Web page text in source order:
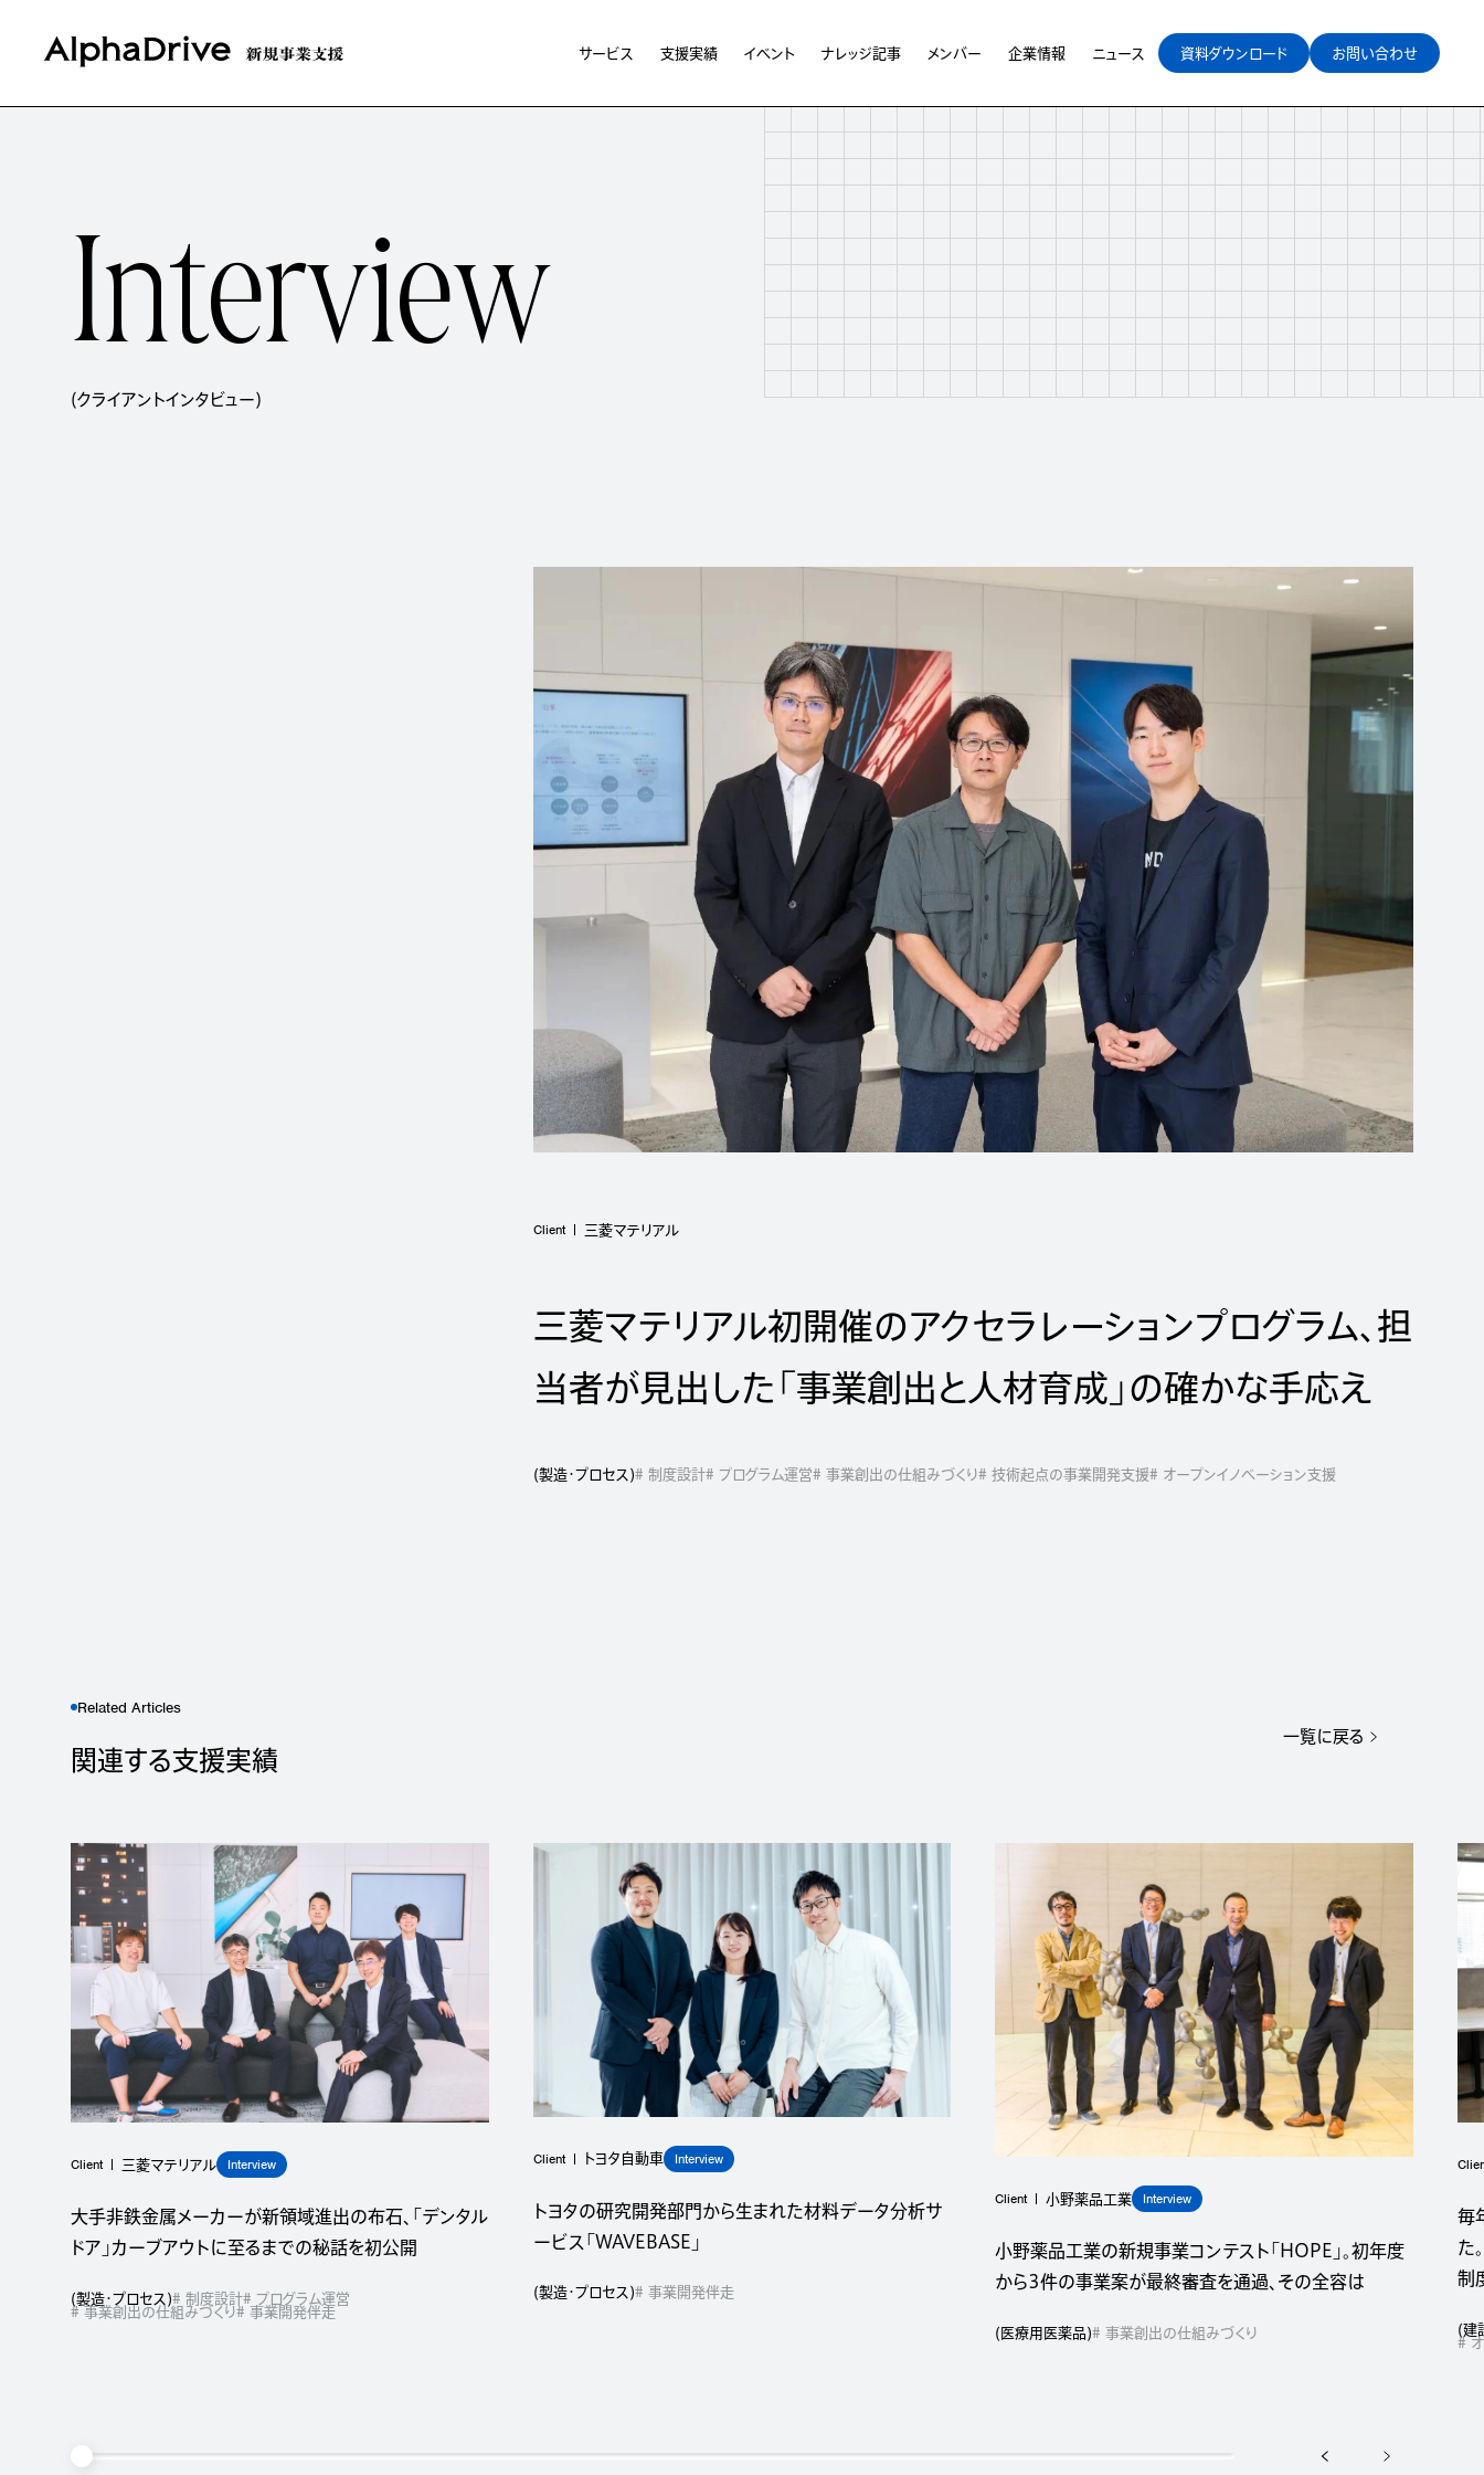
サービス 支援実績 イベント ナレッジ記事 メンバー 企業情報 ニュース 資料ダウンロード お問い合わせ
Interview
(クライアントインタビュー)
Client 三菱マテリアル
三菱マテリアル初開催のアクセラレーションプログラム、担
当者が見出した「事業創出と人材育成」の確かな手応え
(製造・プロセス )# 制度設計# プログラム運営# 事業創出の仕組みづくり# 技術起点の事業開発支援# オープンイノベーション支援
Related Articles
関連する支援実績
Client 三菱マテリアル Interview
大手非鉄金属メーカーが新領域進出の布石、「デンタル
ドア」カーブアウトに至るまでの秘話を初公開
(製造・プロセス )# 制度設計# プログラム運営
# 事業創出の仕組みづくり# 事業開発伴走
Client トヨタ自動車 Interview
トヨタの研究開発部門から生まれた材料データ分析サ
ービス「WAVEBASE」
(製造・プロセス )# 事業開発伴走
Client 小野薬品工業 Interview
小野薬品工業の新規事業コンテスト「HOPE」。初年度
から3件の事業案が最終審査を通過、その全容は
( 医療用医薬品)# 事業創出の仕組みづくり
毎
た
制
(建
#
一覧に戻る